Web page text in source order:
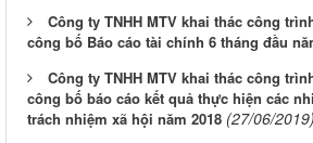
Công ty TNHH MTV khai thác công
công bố Báo cáo tài chính 6 tháng đầu
Công ty TNHH MTV khai thác công
công bố báo cáo kết quả thực hiện các
trách nhiệm xã hội năm 2018 (27/06/2019)